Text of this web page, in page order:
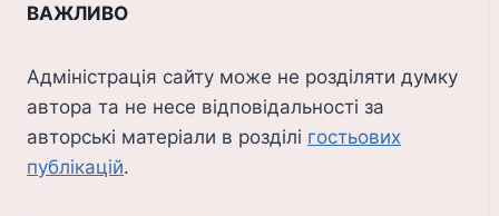
ВАЖЛИВО
Адміністрація сайту може не розділяти думку
автора та не несе відповідальності за
авторські матеріали в розділі гостьових
публікацій.